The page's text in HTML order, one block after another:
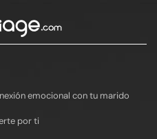
emocional con tu marido
por ti